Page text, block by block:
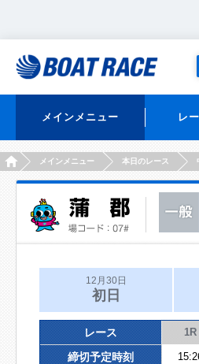
メインメニュー レ
HOMEメインメニュー 本日のレース
12月30日
初日
レース 1R
締切予定時刻